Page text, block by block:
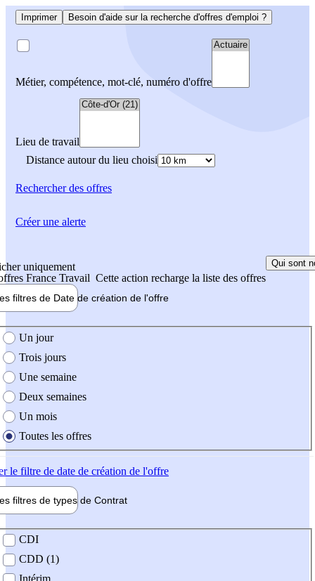
Imprimer Besoin d'aide sur la recherche d'offres d'emploi ?
Métier, compétence, mot-clé, numéro d'offre
Lieu de travail
Distance autour du lieu choisi
Rechercherdes offres
uniquement
France Travail Cette action recharge la liste des offres
Qui sont
filtres de Date de création de l'offre
création de l'offre
Un jour
Trois jours
Une semaine
Deux semaines
Un mois
Toutes les offres
le filtre de date de création de l'offre
filtres de types de Contrat
contrat
CDI
CDD (1)
Créer une alerte